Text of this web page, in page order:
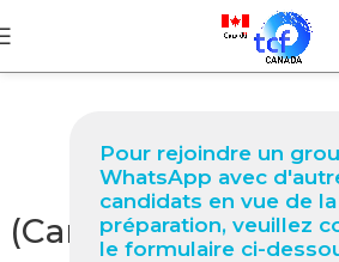
Pour rejoindre un
WhatsApp avec
candidats en vue de la
préparation, veuillez
le formulaire ci-
BLOG
TCF Canada à
(Canada) : Guide